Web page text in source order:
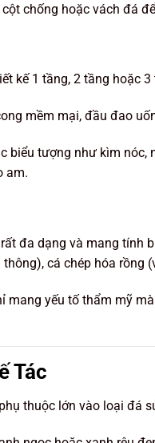
chống hoặc vách đá
kế 1 tầng, 2 tầng hoặc
mềm mại, đầu đao
biểu tượng như kìm
am.
đa dạng và mang tính
cá chép hóa rồng
mang yếu tố thẩm mỹ
Tác
thuộc lớn vào loại đá